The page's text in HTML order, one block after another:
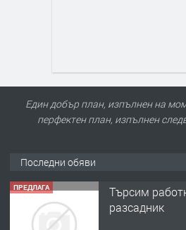
Един добър план, изпълнен на
перфектен план, изпълнен
Последни обяви
ПРЕДЛАГА
Търсим
разсадник